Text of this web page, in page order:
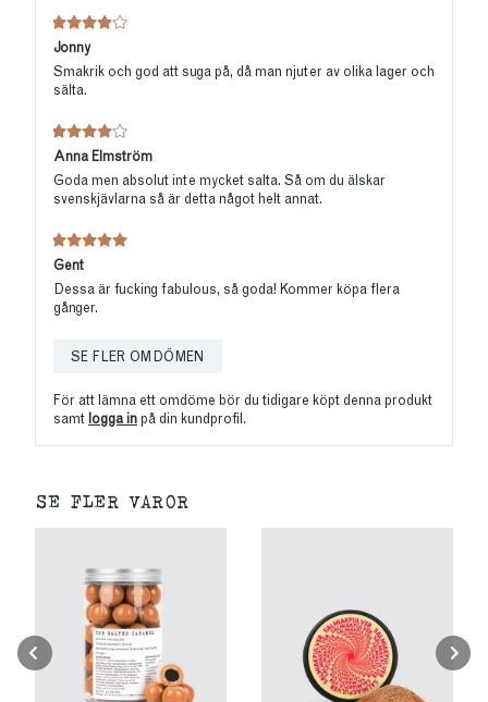
NÄRINGSVÄRDE
Energi
1860 kJ/462kcal
Fett
- varav mättat fett
Kolhydrater
- varav socker
Fibrer
Protein
Salt
Jonny
Smakrik och god att suga på, då man njuter av olika lager och
sälta.
Anna Elmström
Goda men absolut inte mycket salta. Så om du älskar
svenskjävlarna så är detta något helt annat.
Gent
Dessa är fucking fabulous, så goda! Kommer köpa flera
gånger.
SE FLER OMDÖMEN
För att lämna ett omdöme bör du tidigare köpt denna produkt
samt logga in på din kundprofil.
SE FLER VAROR